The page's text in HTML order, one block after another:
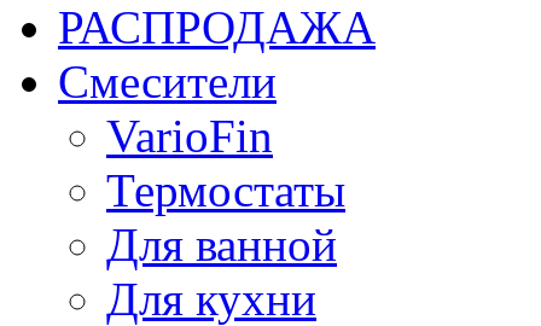
РАСПРОДАЖА
Смесители
VarioFin
Термостаты
Для ванной
Для кухни